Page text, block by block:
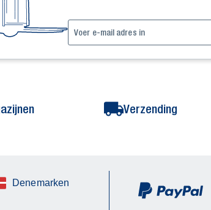
Verzending
Denemarken